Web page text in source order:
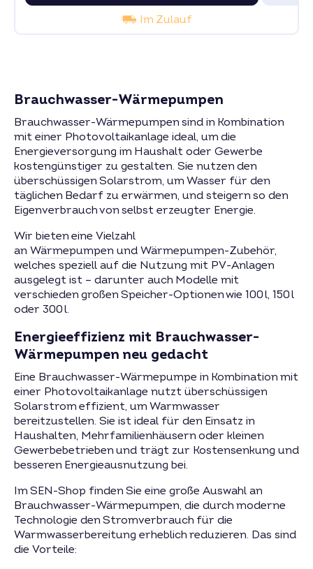
Im Zulauf
Brauchwasser-Wärmepumpen
Brauchwasser-Wärmepumpen sind in Kombination
mit einer Photovoltaikanlage ideal, um die
Energieversorgung im Haushalt oder Gewerbe
kostengünstiger zu gestalten. Sie nutzen den
überschüssigen Solarstrom, um Wasser für den
täglichen Bedarf zu erwärmen, und steigern so den
Eigenverbrauch von selbst erzeugter Energie.
Wir bieten eine Vielzahl
an Wärmepumpen und Wärmepumpen-Zubehör,
welches speziell auf die Nutzung mit PV-Anlagen
ausgelegt ist – darunter auch Modelle mit
verschieden großen Speicher-Optionen wie 100 l, 150 l
oder 300 l.
Energieeffizienz mit Brauchwasser-
Wärmepumpen neu gedacht
Eine Brauchwasser-Wärmepumpe in Kombination mit
einer Photovoltaikanlage nutzt überschüssigen
Solarstrom effizient, um Warmwasser
bereitzustellen. Sie ist ideal für den Einsatz in
Haushalten, Mehrfamilienhäusern oder kleinen
Gewerbebetrieben und trägt zur Kostensenkung und
besseren Energieausnutzung bei.
Im SEN-Shop finden Sie eine große Auswahl an
Brauchwasser-Wärmepumpen, die durch moderne
Technologie den Stromverbrauch für die
Warmwasserbereitung erheblich reduzieren. Das sind
die Vorteile: